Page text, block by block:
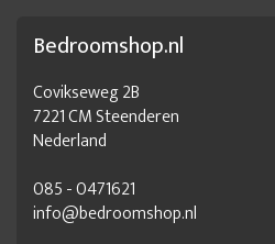
Bedroomshop.nl
Covikseweg 2B
7221 CM Steenderen
Nederland
085 - 0471621
info@bedroomshop.nl